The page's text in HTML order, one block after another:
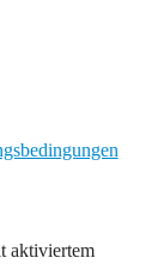
aktiviertem